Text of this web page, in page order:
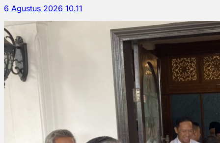
6 Agustus 2026 10.11